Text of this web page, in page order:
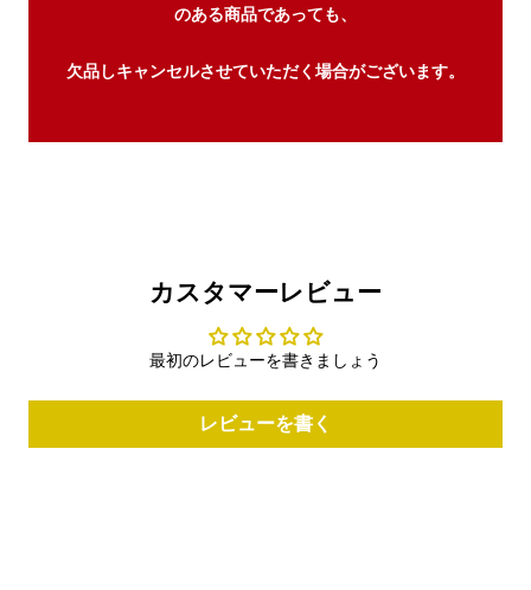
のある商品であっても、
欠品しキャンセルさせていただく場合がございます。
カスタマーレビュー
最初のレビューを書きましょう
レビューを書く